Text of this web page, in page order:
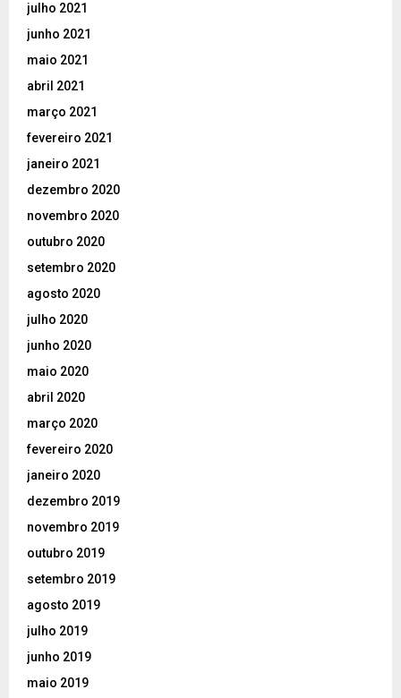
julho 2021
junho 2021
maio 2021
abril 2021
março 2021
fevereiro 2021
janeiro 2021
dezembro 2020
novembro 2020
outubro 2020
setembro 2020
agosto 2020
julho 2020
junho 2020
maio 2020
abril 2020
março 2020
fevereiro 2020
janeiro 2020
dezembro 2019
novembro 2019
outubro 2019
setembro 2019
agosto 2019
julho 2019
junho 2019
maio 2019